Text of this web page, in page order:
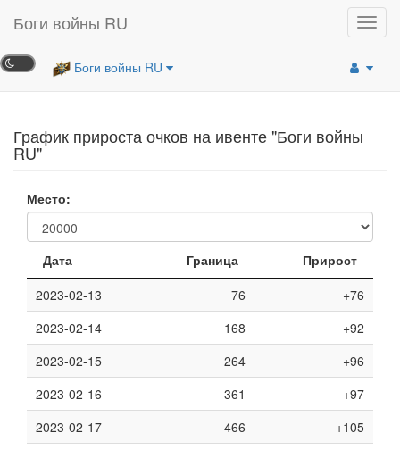
Боги войны RU
Боги войны RU
График прироста очков на ивенте "Боги войны
RU"
Место:
Дата Граница
Прирост
2023-02-13
76
+76
2023-02-14
168
+92
2023-02-15
264
+96
2023-02-16
361
+97
2023-02-17
466
+105